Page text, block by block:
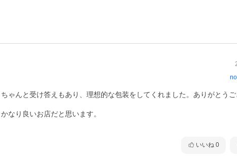
ゃんと受け答えもあり、理想的な包装をしてくれました。ありがとうご
なり良いお店だと思います。
いいね 0